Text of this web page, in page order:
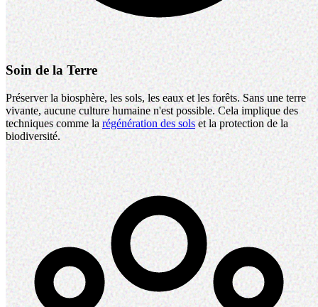
Soin de la Terre
Préserver la biosphère, les sols, les eaux et les forêts. Sans une terre
vivante, aucune culture humaine n'est possible. Cela implique des
techniques comme larégénération des solset la protection de la
biodiversité.